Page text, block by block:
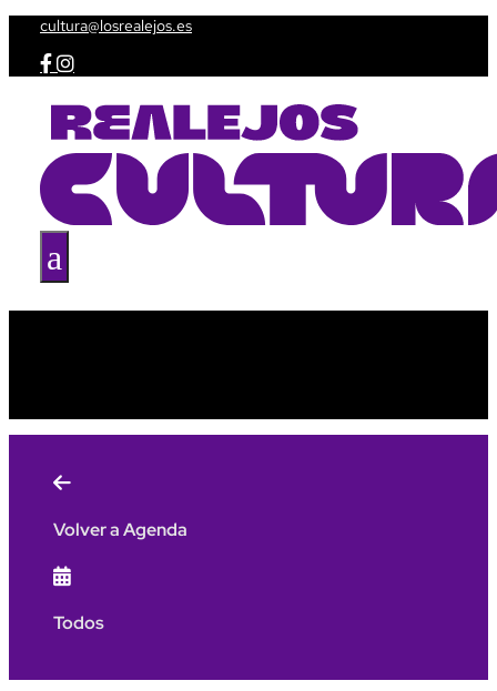
cultura@losrealejos.es
 
a

Volver a Agenda

Todos